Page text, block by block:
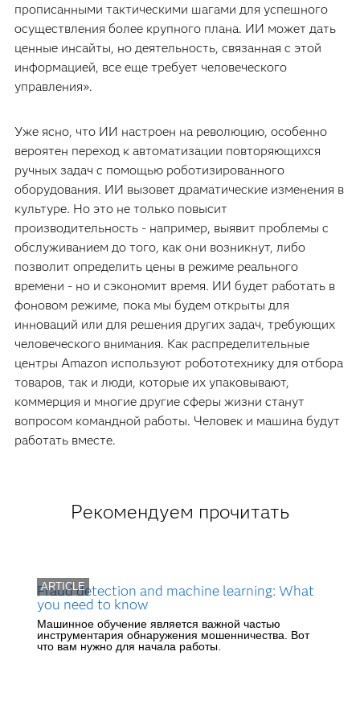
прописанными тактическими шагами для успешного
осуществления более крупного плана. ИИ может дать
ценные инсайты, но деятельность, связанная с этой
информацией, все еще требует человеческого
управления».
Уже ясно, что ИИ настроен на революцию, особенно
вероятен переход к автоматизации повторяющихся
ручных задач с помощью роботизированного
оборудования. ИИ вызовет драматические изменения в
культуре. Но это не только повысит
производительность - например, выявит проблемы с
обслуживанием до того, как они возникнут, либо
позволит определить цены в режиме реального
времени - но и сэкономит время. ИИ будет работать в
фоновом режиме, пока мы будем открыты для
инноваций или для решения других задач, требующих
человеческого внимания. Как распределительные
центры Amazon используют робототехнику для отбора
товаров, так и люди, которые их упаковывают,
коммерция и многие другие сферы жизни станут
вопросом командной работы. Человек и машина будут
работать вместе.
Рекомендуем прочитать
ARTICLE
Fraud detection and machine learning: What
you need to know
Машинное обучение является важной частью
инструментария обнаружения мошенничества. Вот
что вам нужно для начала работы.